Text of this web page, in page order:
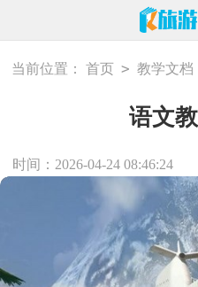
当前位置： 首页 > 教学文档
语文
时间：2026-04-24 08:46:24